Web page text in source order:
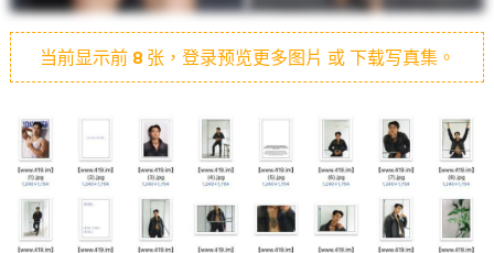
当前显示前 8张，登录预览更多图片 或 下载写真集。